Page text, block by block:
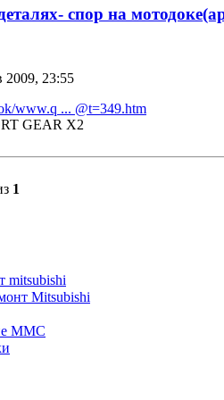
спор на
2009, 23:55
www.q ... @t=349.htm
GEAR X2
1
mitsubishi
Mitsubishi
MMC